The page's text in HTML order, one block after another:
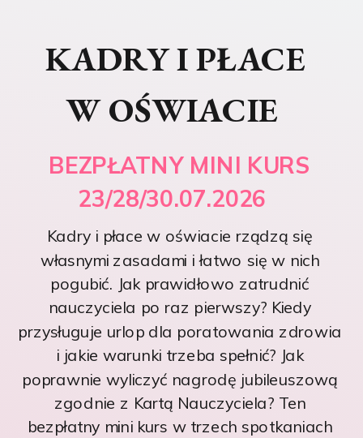
BEZPŁATNY MINI KURS
Kadry i płace w oświacie rządzą się
własnymi zasadami i łatwo się w nich
pogubić. Jak prawidłowo zatrudnić
nauczyciela po raz pierwszy? Kiedy
przysługuje urlop dla poratowania zdrowia
i jakie warunki trzeba spełnić? Jak
poprawnie wyliczyć nagrodę jubileuszową
zgodnie z Kartą Nauczyciela? Ten
bezpłatny mini kurs w trzech spotkaniach
KADRY I PŁACE
W OŚWIACIE
23/28/30.07.2026